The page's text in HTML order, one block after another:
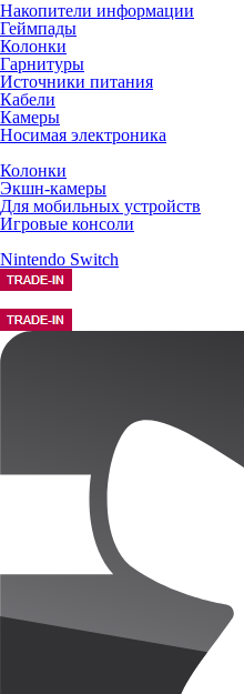
Накопители информации
Геймпады
Колонки
Гарнитуры
Источники питания
Кабели
Камеры
Носимая электроника
Колонки
Экшн-камеры
Для мобильных устройств
Игровые консоли
Nintendo Switch